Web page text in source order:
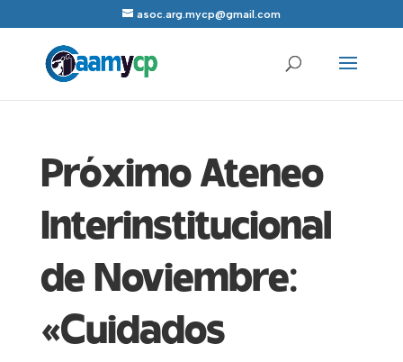
asoc.arg.mycp@gmail.com
Próximo Ateneo
Interinstitucional
de Noviembre:
«Cuidados